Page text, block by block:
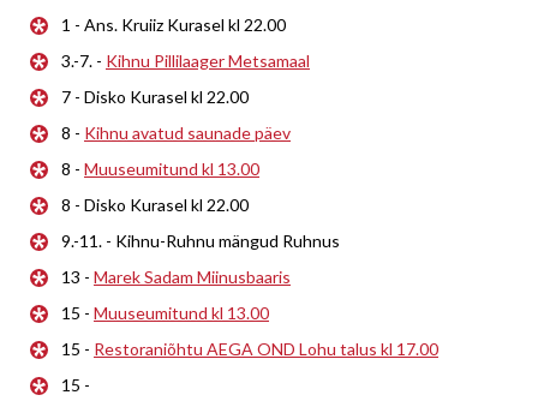
1 - Ans. Kruiiz Kurasel kl 22.00
3.-7. - Kihnu Pillilaager Metsamaal
7 - Disko Kurasel kl 22.00
8 - Kihnu avatud saunade päev
8 - Muuseumitund kl 13.00
8 - Disko Kurasel kl 22.00
9.-11. - Kihnu-Ruhnu mängud Ruhnus
13 - Marek Sadam Miinusbaaris
15 - Muuseumitund kl 13.00
15 - Restoraniõhtu AEGA OND Lohu talus kl 17.00
15 -